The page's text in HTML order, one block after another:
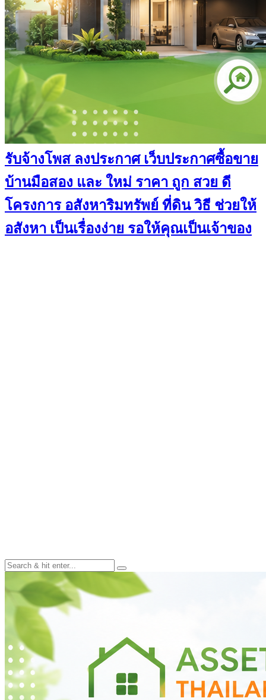
รับจ้างโพส ลงประกาศ เว็บประกาศซื้อขาย
บ้านมือสอง และ ใหม่ ราคา ถูก สวย ดี
โครงการ อสังหาริมทรัพย์ ที่ดิน วิธี ช่วยให้
อสังหา เป็นเรื่องง่าย รอให้คุณเป็นเจ้าของ